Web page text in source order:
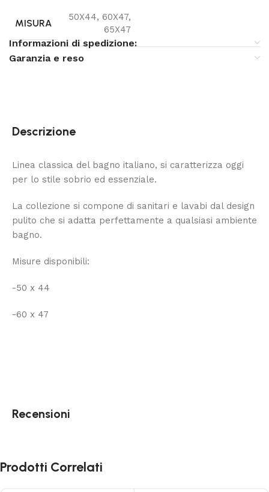
MISURA
50X44, 60X47,
65X47
Informazioni di spedizione:
Garanzia e reso
Descrizione
Linea classica del bagno italiano, si caratterizza oggi
per lo stile sobrio ed essenziale.
La collezione si compone di sanitari e lavabi dal design
pulito che si adatta perfettamente a qualsiasi ambiente
bagno.
Misure disponibili:
-50 x 44
-60 x 47
Recensioni
Prodotti Correlati